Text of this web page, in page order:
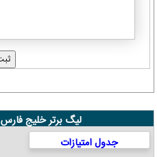
لیگ برتر خلیج فارس
جدول امتیازات